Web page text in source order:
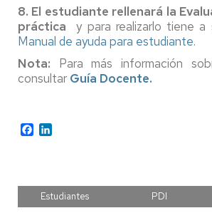
8. El estudiante rellenará la
práctica y para realizarlo tiene a
Manual de ayuda para estudiante.
Nota: Para más información
consultar Guía Docente.
Facebook
Estudiantes PDI